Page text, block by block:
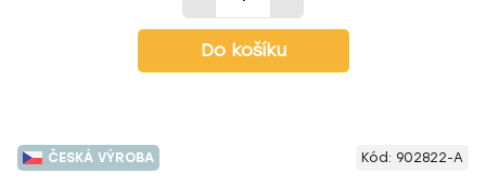
Do košíku
ČESKÁ VÝROBA Kód: 902822-A